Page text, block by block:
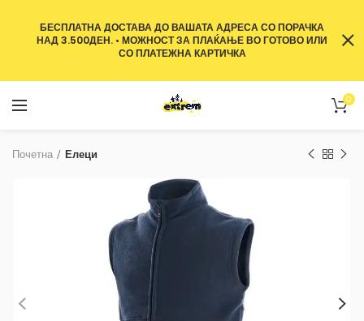
0
Почетна Елеци
БЕСПЛАТНА ДОСТАВА ДО ВАШАТА АДРЕСА СО ПОРАЧКА
НАД 3.500ДЕН. • МОЖНОСТ ЗА ПЛАЌАЊЕ ВО ГОТОВО ИЛИ
СО ПЛАТЕЖНА КАРТИЧКА